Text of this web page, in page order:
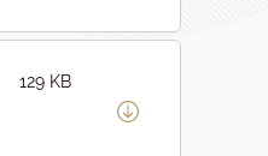
129 KB